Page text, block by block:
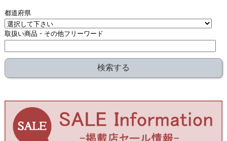
都道府県
取扱い商品・その他フリーワード